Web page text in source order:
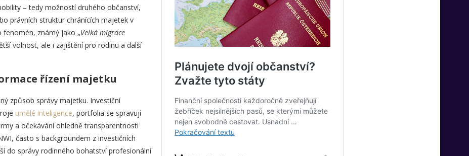
– tedy možností druhého občanství,
právních struktur chránících majetek v
fenomén, známý jako „Velká migrace
volnost, ale i zajištění pro rodinu a další
řízení majetku
způsob správy majetku. Investiční
umělé inteligence, portfolia se spravují
a očekávání ohledně transparentnosti
často s backgroundem z investičních
do správy rodinného bohatství profesionální